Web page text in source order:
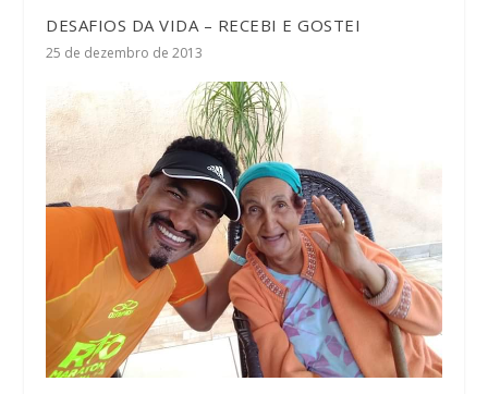
DESAFIOS DA VIDA – RECEBI E GOSTEI
25 de dezembro de 2013